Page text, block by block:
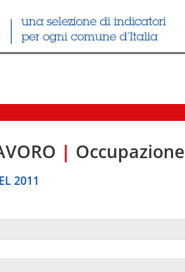
| Occupazione
2011